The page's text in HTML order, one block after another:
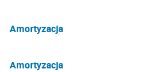
Amortyzacja
Amortyzacja